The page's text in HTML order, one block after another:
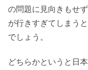
の問題に見向きもせ
が行きすぎてしまう
でしょう。
どちらかというと日